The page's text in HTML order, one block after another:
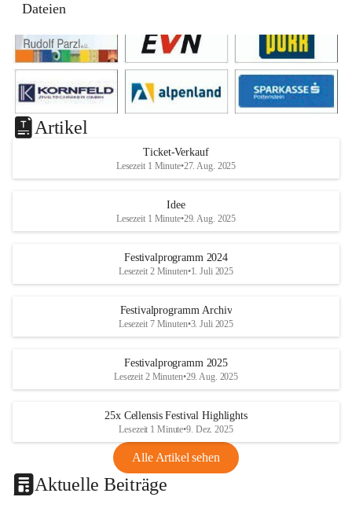
Dateien
Artikel
Ticket-Verkauf
Lesezeit 1 Minute•27. Aug. 2025
Idee
Lesezeit 1 Minute•29. Aug. 2025
Festivalprogramm 2024
Lesezeit 2 Minuten•1. Juli 2025
Festivalprogramm Archiv
Lesezeit 7 Minuten•3. Juli 2025
Festivalprogramm 2025
Lesezeit 2 Minuten•29. Aug. 2025
25x Cellensis Festival Highlights
Lesezeit 1 Minute•9. Dez. 2025
Alle Artikel sehen
Aktuelle Beiträge